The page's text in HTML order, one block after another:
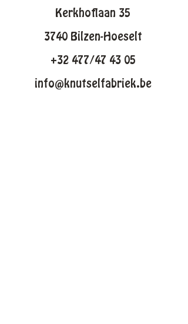
Kerkhoflaan 35
3740 Bilzen-Hoeselt
+32 477/47 43 05
info@knutselfabriek.be